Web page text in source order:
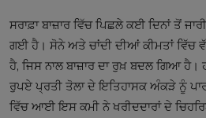
ਸਰਾਫ਼ਾ ਬਾਜ਼ਾਰ ਵਿੱਚ ਪਿਛਲੇ ਕਈ ਦਿਨਾਂ ਤੋਂ
ਗਈ ਹੈ। ਸੋਨੇ ਅਤੇ ਚਾਂਦੀ ਦੀਆਂ ਕੀਮਤਾਂ ਵਿੱਚ
ਹੈ, ਜਿਸ ਨਾਲ ਬਾਜ਼ਾਰ ਦਾ ਰੁਖ਼ ਬਦਲ ਗਿਆ ਹੈ।
ਰੁਪਏ ਪ੍ਰਤੀ ਤੋਲਾ ਦੇ ਇਤਿਹਾਸਕ ਅੰਕੜੇ ਨੂੰ
ਵਿੱਚ ਆਈ ਇਸ ਕਮੀ ਨੇ ਖਰੀਦਦਾਰਾਂ ਦੇ